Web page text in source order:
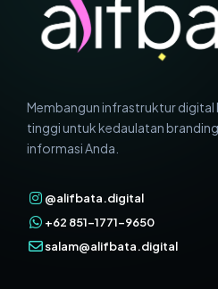
Membangun infrastruktur
tinggi untuk kedaulatan
informasi Anda.
@alifbata.digital
+62 851-1771-9650
salam@alifbata.digital